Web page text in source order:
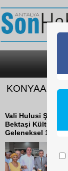
Vali Hulusi Şahin,
Bektaşi Kültürü
Geleneksel 16.